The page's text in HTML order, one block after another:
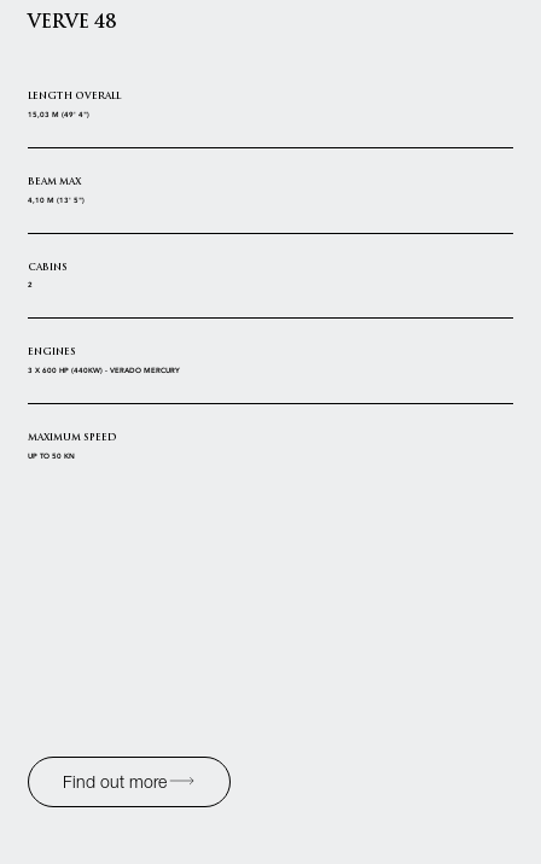
VERVE 48
LENGTH OVERALL
15,03 M (49' 4")
BEAM MAX
4,10 M (13' 5")
CABINS
2
ENGINES
3 X 600 HP (440KW) - VERADO MERCURY
MAXIMUM SPEED
UP TO 50 KN
Find out more